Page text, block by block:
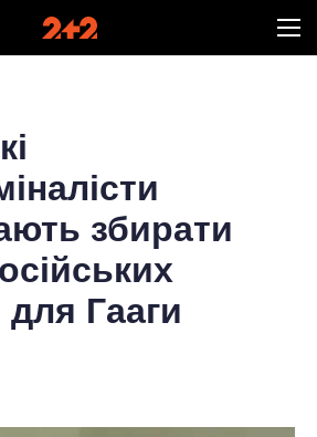
збирати
для Гааги